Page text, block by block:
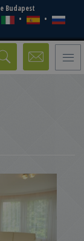
Budapest
Toggle